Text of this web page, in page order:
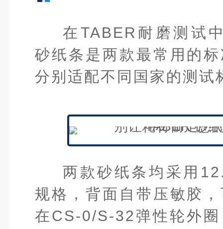
在TABER耐磨测试
砂纸条是两款最常用的
分别适配不同国家的测试
两款砂纸条均采用
规格，背面自带压敏胶
在CS-0/S-32弹性轮外